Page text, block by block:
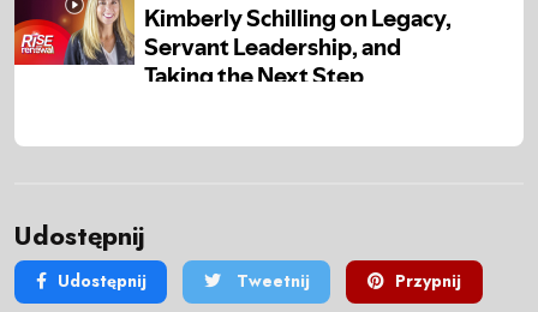
Udostępnij
Udostępnij Tweetnij Przypnij